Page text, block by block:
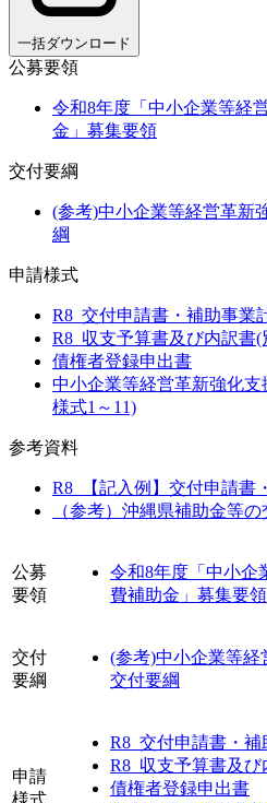
一括ダウンロード
公募要領
令和8年度「中小企業等経
金」募集要領
交付要綱
(参考)中小企業等経営革新
綱
申請様式
R8_交付申請書・補助事業
R8_収支予算書及び内訳書(
債権者登録申出書
中小企業等経営革新強化支
様式1～11)
参考資料
R8_【記入例】交付申請書
（参考）沖縄県補助金等
公募
要領
令和8年度「中小企
費補助金」募集要領
交付
要綱
(参考)中小企業等経
交付要綱
申請
R8_交付申請書・
R8_収支予算書及
債権者登録申出書